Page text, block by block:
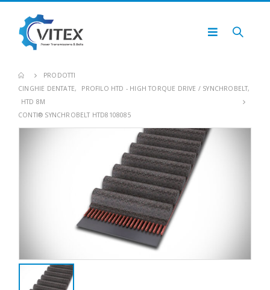
PRODOTTI
CINGHIE DENTATE, PROFILO HTD - HIGH TORQUE DRIVE / SYNCHROBELT,
HTD 8M
CONTI® SYNCHROBELT HTD8108085